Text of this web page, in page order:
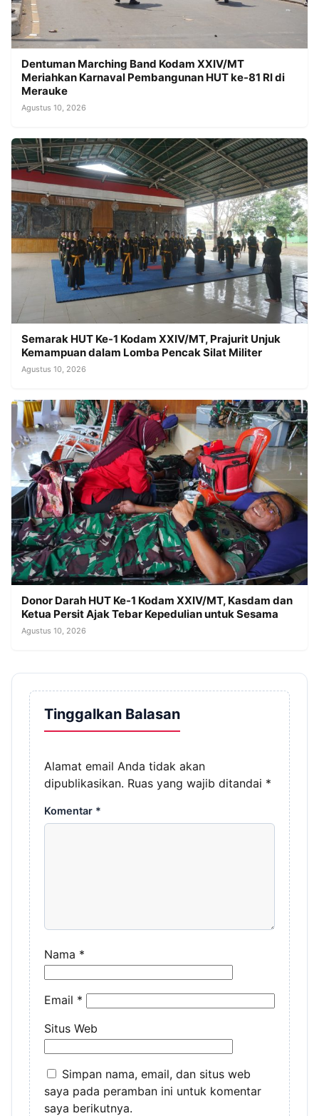
Dentuman Marching Band Kodam XXIV/MT
Meriahkan Karnaval Pembangunan HUT ke-81 RI di
Merauke
Agustus 10, 2026
Semarak HUT Ke-1 Kodam XXIV/MT, Prajurit Unjuk
Kemampuan dalam Lomba Pencak Silat Militer
Agustus 10, 2026
Donor Darah HUT Ke-1 Kodam XXIV/MT, Kasdam dan
Ketua Persit Ajak Tebar Kepedulian untuk Sesama
Agustus 10, 2026
Tinggalkan Balasan
Alamat email Anda tidak akan
dipublikasikan. Ruas yang wajib ditandai *
Komentar *
Nama *
Email *
Situs Web
Simpan nama, email, dan situs web
saya pada peramban ini untuk komentar
saya berikutnya.